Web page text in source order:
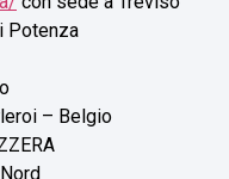
Potenza
– Belgio